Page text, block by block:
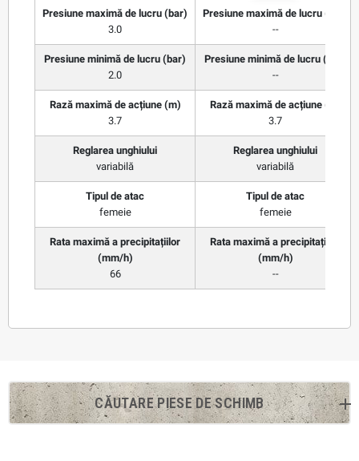
Presiune maximă de lucru (bar)
3.0
Presiune maximă de lucru (bar)
--
Presiune minimă de lucru (bar)
2.0
Presiune minimă de lucru (bar)
--
Rază maximă de acțiune (m)
3.7
Rază maximă de acțiune (m)
3.7
Reglarea unghiului
variabilă
Reglarea unghiului
variabilă
Tipul de atac
femeie
Tipul de atac
femeie
Rata maximă a precipitațiilor
(mm/h)
66
Rata maximă a precipitațiilor
(mm/h)
--
CĂUTARE PIESE DE SCHIMB